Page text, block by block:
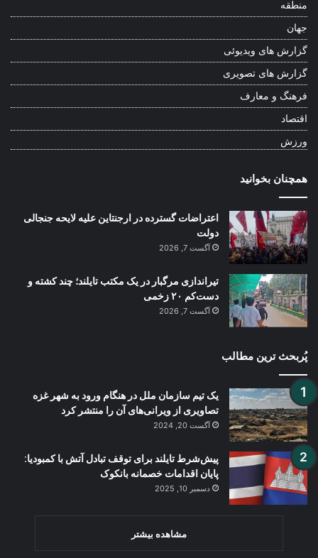
منطقه
جهان
گزارش های ویدیوئی
گزارش های تصویری
فرهنگ و معارف
اقتصاد
ورزش
همچنان بخوانید
اعتراضات گسترده در ارجنتاین علیه لایحه جنجالی
دولت
آگست 7, 2026
تیراندازی مرگبار در یک مکتب تایلند؛ چند کشته و
دست‌کم ۲۰ زخمی
آگست 7, 2026
پُربحث ترین مطالب
یک تیم سازمان ملل در هنگام ورود به شهر غزه
تصاویری از ویرانی‌های آن را منتشر کرد
آگست 20, 2024
پیش‌شرط تایلند برای توقف تبادل آتش با کمبودیا:
پایان اقدامات خصمانه بانکوک
دسمبر 10, 2025
مشاهده بیشتر